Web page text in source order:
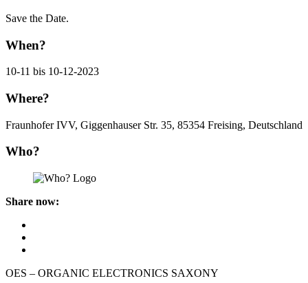
Save the Date.
When?
10-11 bis 10-12-2023
Where?
Fraunhofer IVV, Giggenhauser Str. 35, 85354 Freising, Deutschland
Who?
Share now:
OES – ORGANIC ELECTRONICS SAXONY